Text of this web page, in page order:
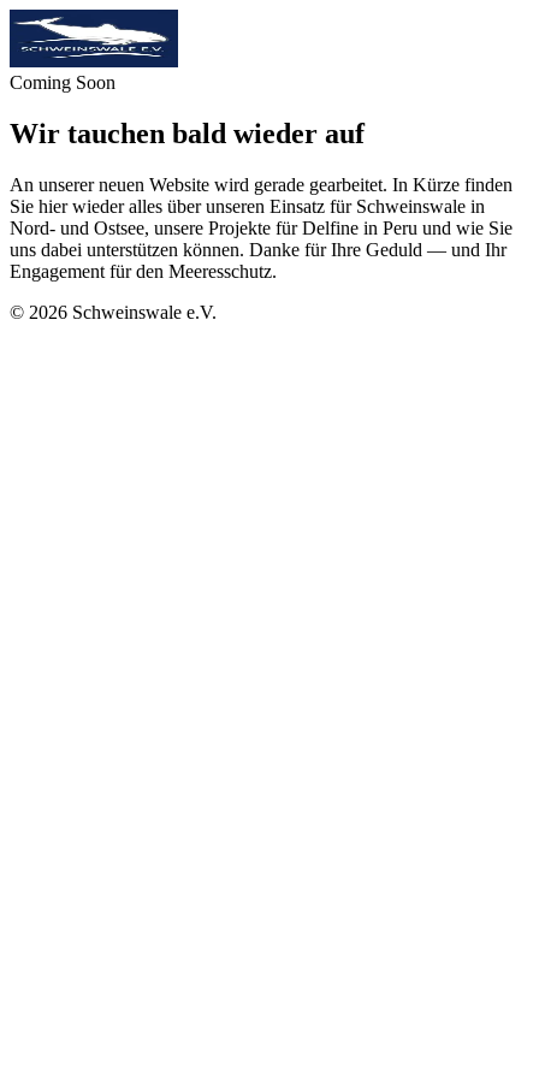
Coming Soon
Wir tauchen bald wieder auf
An unserer neuen Website wird gerade gearbeitet. In Kürze finden
Sie hier wieder alles über unseren Einsatz für Schweinswale in
Nord- und Ostsee, unsere Projekte für Delfine in Peru und wie Sie
uns dabei unterstützen können. Danke für Ihre Geduld — und Ihr
Engagement für den Meeresschutz.
© 2026 Schweinswale e.V.